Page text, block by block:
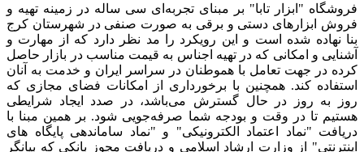
فروشگاه "ابزار تابا" بر مبنای تجربه‌ای سی ساله در زمینه تهیه و
فروش ابزارهای دستی و برقی به صورت صنفی در شهرستان کرج
بنا نهاده شده است و این رویکرد را مد نظر دارد که از مهارت و
آشنایی و امکانی که در تهیه اجناس به قیمت مناسب در بازار حاصل
کرده در جهت تعامل با هموطنان در سراسر ایران و خدمت به آنان
استفاده کند. همچنین با برخورداری از امکانات فضای مجازی که
روز به روز در حال گسترش می‌باشد، در صدد ایجاد شرایطی
هستیم تا در وقت و بودجه شما صرفه‌جویی شود. بر همین مبنا با
دریافت "نماد اعتماد الکترونیکی" و "نماد ساماندهی پایگاه های
اینترنتی" از وزارت ارشاد اسلامی و دریافت مجوز بانکی که بیانگر